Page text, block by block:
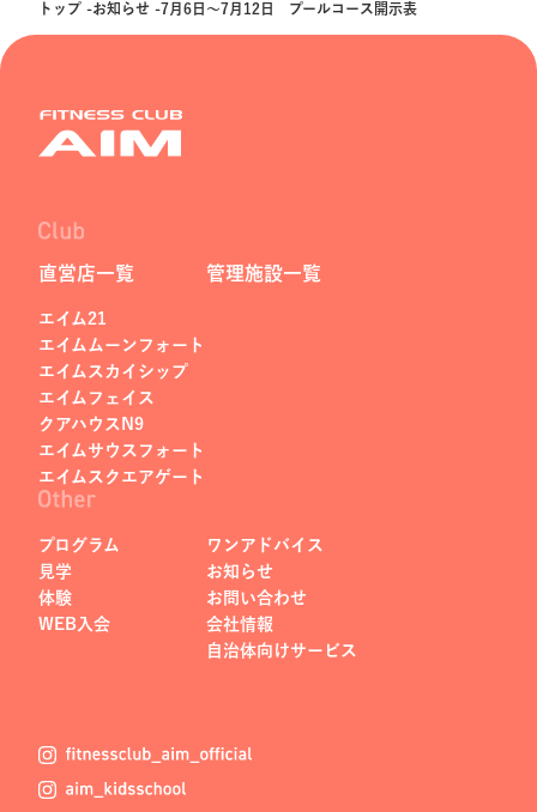
トップ お知らせ 7月6日～7月12日 プールコース開示表
直営店一覧
エイム21
エイムムーンフォート
エイムスカイシップ
エイムフェイス
クアハウスN9
エイムサウスフォート
エイムスクエアゲート
管理施設一覧
プログラム
見学
体験
WEB入会
ワンアドバイス
お知らせ
お問い合わせ
会社情報
自治体向けサービス